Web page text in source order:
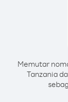
Memutar
Tanzania